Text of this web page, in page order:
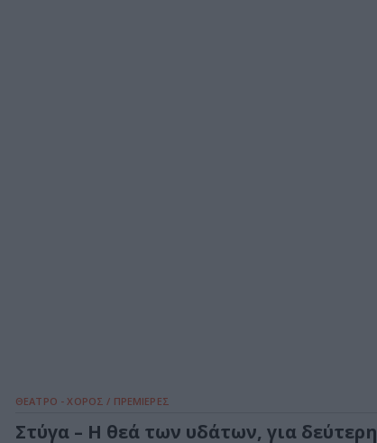
ΘΕΑΤΡΟ - ΧΟΡΟΣ / ΠΡΕΜΙΕΡΕΣ
Στύγα – Η θεά των υδάτων, για δεύτερη